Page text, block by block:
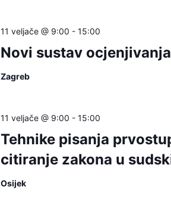
Novi sustav
11 veljače @ 9:00 - 15:00
Zagreb
Tehnike pisanja
citiranje zakona u
11 veljače @ 9:00 - 15:00
Osijek